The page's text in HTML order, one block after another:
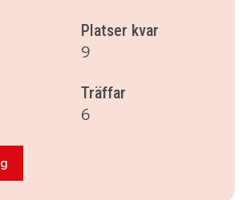
Platser kvar
9
Träffar
6
dig till Akvarell (Torsdagar jämna